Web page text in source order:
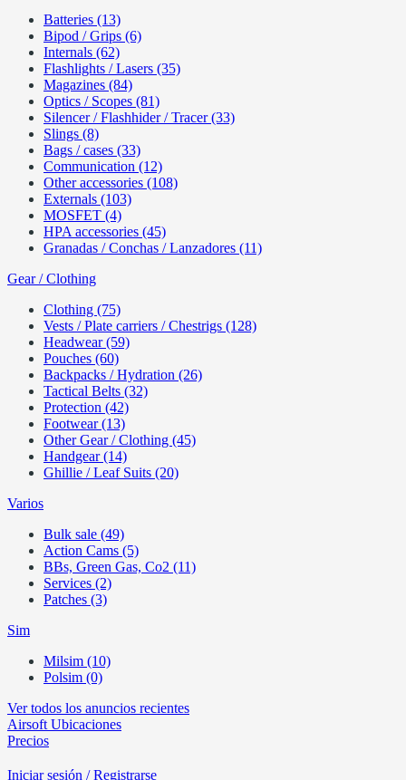
Batteries (13)
Bipod / Grips (6)
Internals (62)
Flashlights / Lasers (35)
Magazines (84)
Optics / Scopes (81)
Silencer / Flashhider / Tracer (33)
Slings (8)
Bags / cases (33)
Communication (12)
Other accessories (108)
Externals (103)
MOSFET (4)
HPA accessories (45)
Granadas / Conchas / Lanzadores (11)
Gear / Clothing
Clothing (75)
Vests / Plate carriers / Chestrigs (128)
Headwear (59)
Pouches (60)
Backpacks / Hydration (26)
Tactical Belts (32)
Protection (42)
Footwear (13)
Other Gear / Clothing (45)
Handgear (14)
Ghillie / Leaf Suits (20)
Varios
Bulk sale (49)
Action Cams (5)
BBs, Green Gas, Co2 (11)
Services (2)
Patches (3)
Sim
Milsim (10)
Polsim (0)
Ver todos los anuncios recientes
Airsoft Ubicaciones
Precios
Iniciar sesión / Registrarse